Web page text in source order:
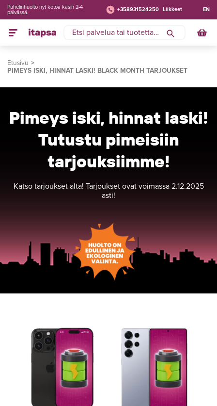
+358931524250 Liikkeet
Puhelinhuolto nyt kotoa käsin 2-4
päivässä.
EN
Etusivu
PIMEYS ISKI, HINNAT LASKI! BLACK MONTH TARJOUKSET
Pimeys iski, hinnat laski!
Tutustu pimeisiin
tarjouksiimme!
Katso tarjoukset alta! Tarjoukset ovat voimassa 2.12.2025
asti!